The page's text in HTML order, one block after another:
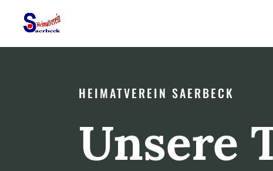
HEIMATVEREIN SAERBECK
Unsere